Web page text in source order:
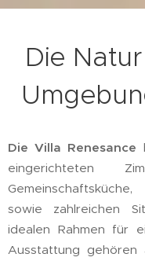
Die
Die Villa Renesance
eingerichteten
sowie zahlreichen
idealen Rahmen für
Ausstattung gehören